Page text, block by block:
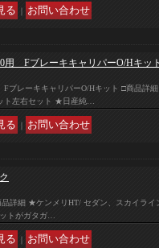
｜
用 FブレーキキャリパーO/Hキット
ブレーキキャリパーO/Hキット □商品詳
ト左右セット ★日産純…
｜
詳細 ★ケンメリHT/ セダン、スカイライ
トがガタガ…
｜